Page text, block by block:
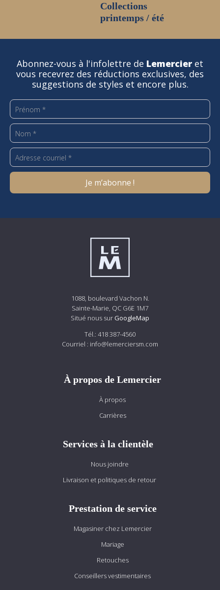
Collections
printemps / été
Abonnez-vous à l'infolettre de Lemercier et
vous recevrez des réductions exclusives, des
suggestions de styles et encore plus.
1088, boulevard Vachon N.
Sainte-Marie, QC G6E 1M7
Situé nous sur GoogleMap
Tél.: 418 387-4560
Courriel : info@lemerciersm.com
À propos de Lemercier
À propos
Carrières
Services à la clientèle
Nous joindre
Livraison et politiques de retour
Prestation de service
Magasiner chez Lemercier
Mariage
Retouches
Conseillers vestimentaires